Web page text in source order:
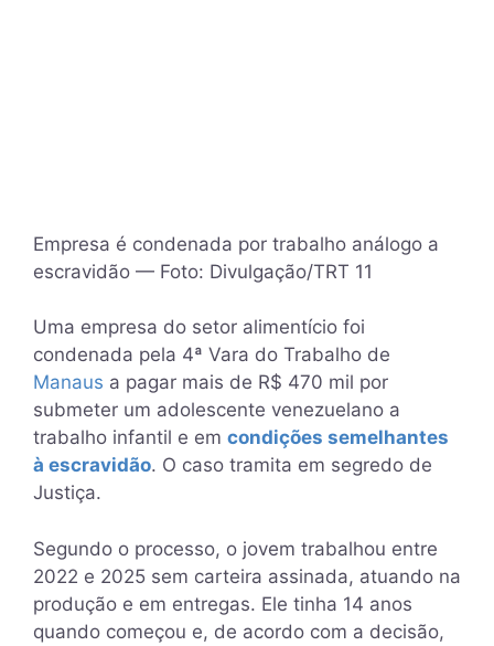
Empresa é condenada por trabalho análogo a
escravidão — Foto: Divulgação/TRT 11
Uma empresa do setor alimentício foi
condenada pela 4ª Vara do Trabalho de
Manaus a pagar mais de R$ 470 mil por
submeter um adolescente venezuelano a
trabalho infantil e em condições semelhantes
à escravidão. O caso tramita em segredo de
Justiça.
Segundo o processo, o jovem trabalhou entre
2022 e 2025 sem carteira assinada, atuando na
produção e em entregas. Ele tinha 14 anos
quando começou e, de acordo com a decisão,